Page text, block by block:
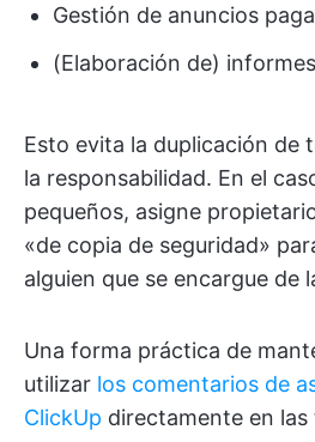
Gestión de anuncios
(Elaboración de)
Esto evita la duplicación de
la responsabilidad. En el
pequeños, asigne
«de copia de seguridad»
alguien que se encargue de
Una forma práctica de
utilizar los comentarios de
ClickUp directamente en las